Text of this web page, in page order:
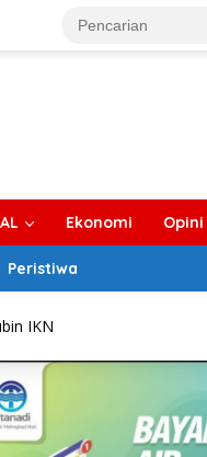
Ekonomi Opini
Peristiwa